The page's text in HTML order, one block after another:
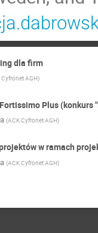
dla firm
Cyfronet AGH)
Plus (konkurs
(ACK Cyfronet AGH)
w ramach
(ACK Cyfronet AGH)